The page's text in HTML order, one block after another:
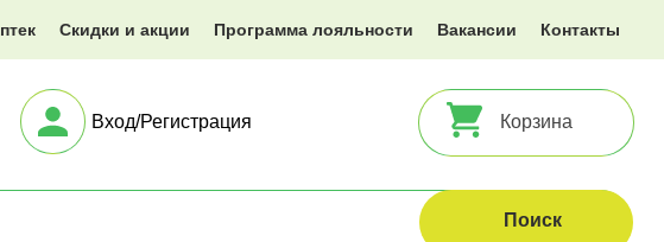
Скидки и акции Программа лояльности Вакансии Контакты
Корзина
Вход/Регистрация